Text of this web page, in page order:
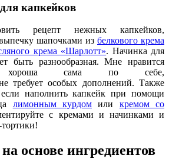
капкейков
рецепт нежных капкейков,
шапочками из белкового крема
крема «Шарлотт». Начинка для
быть разнообразная. Мне нравится
хороша сама по себе,
требует особых дополнений. Также
если наполнить капкейк при помощи
лимонным курдом или кремом со
с кремами и начинками и
основе ингредиентов